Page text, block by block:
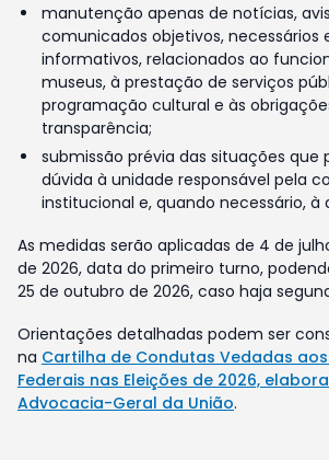
manutenção apenas de notícias,
comunicados objetivos, necessários
informativos, relacionados ao
museus, à prestação de serviços
programação cultural e às
transparência;
submissão prévia das situações que
dúvida à unidade responsável pela
institucional e, quando necessário, à
As medidas serão aplicadas de 4 de
de 2026, data do primeiro turno,
25 de outubro de 2026, caso haja
Orientações detalhadas podem ser
na Cartilha de Condutas Vedadas
Federais nas Eleições de 2026,
Advocacia-Geral da União.